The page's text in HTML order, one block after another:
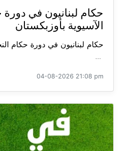
حكام لبنانيون في دورة
الآسيوية بأوزبكستان
حكام لبنانيون في دورة حكام
...
04-08-2026 21:08 pm